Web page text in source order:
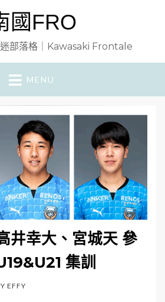
國FRO
部落格｜Kawasaki Frontale
MENU
井幸大、宮城天 參
集訓
EFFY